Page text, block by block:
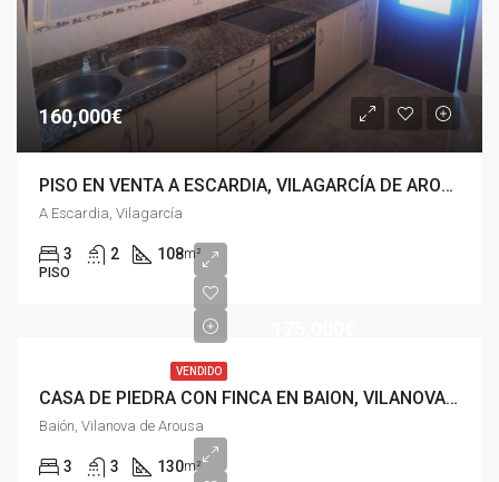
160,000€
PISO EN VENTA A ESCARDIA, VILAGARCÍA DE AROUSA
A Escardia, Vilagarcía
3 2 108m²
PISO
VENDIDO
CASA DE PIEDRA CON FINCA EN BAION, VILANOVA DE AROUSA
Baión, Vilanova de Arousa
3 3 130m²